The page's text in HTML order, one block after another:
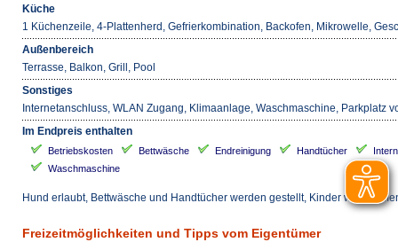
Küche
1 Küchenzeile, 4-Plattenherd, Gefrierkombination, Backofen, Mikrowelle,
Außenbereich
Terrasse, Balkon, Grill, Pool
Sonstiges
Internetanschluss, WLAN Zugang, Klimaanlage, Waschmaschine, Parkplatz
Im Endpreis enthalten
Betriebskosten Bettwäsche Endreinigung Handtücher
Waschmaschine
Hund erlaubt, Bettwäsche und Handtücher werden gestellt, Kinder
Freizeitmöglichkeiten und Tipps vom Eigentümer